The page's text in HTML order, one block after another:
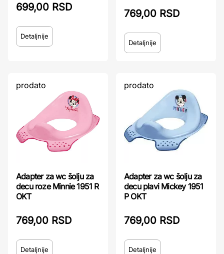
699,00 RSD
Detaljnije
769,00 RSD
Detaljnije
prodato
Adapter za wc šolju za
decu roze Minnie 1951 R
OKT
769,00 RSD
Detaljnije
prodato
Adapter za wc šolju za
decu plavi Mickey 1951
P OKT
769,00 RSD
Detaljnije